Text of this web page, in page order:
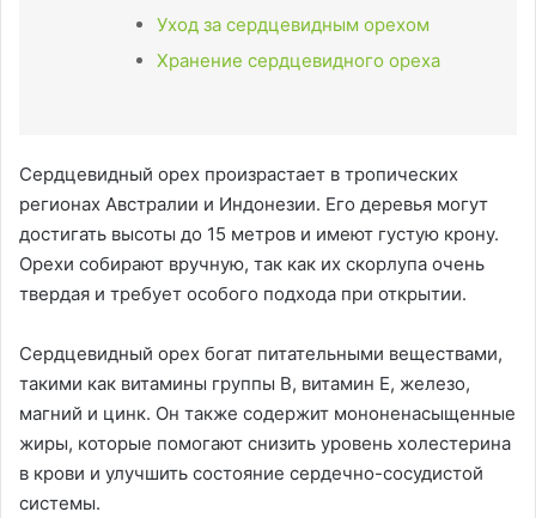
Уход за сердцевидным орехом
Хранение сердцевидного ореха
Сердцевидный орех произрастает в тропических
регионах Австралии и Индонезии. Его деревья могут
достигать высоты до 15 метров и имеют густую крону.
Орехи собирают вручную, так как их скорлупа очень
твердая и требует особого подхода при открытии.
Сердцевидный орех богат питательными веществами,
такими как витамины группы В, витамин Е, железо,
магний и цинк. Он также содержит мононенасыщенные
жиры, которые помогают снизить уровень холестерина
в крови и улучшить состояние сердечно-сосудистой
системы.